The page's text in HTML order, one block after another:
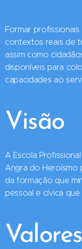
Formar
contextos reais de
assim como
disponíveis para
capacidades ao
Visão
A Escola
Angra do Heroísmo
da formação que
pessoal e cívica
Valores